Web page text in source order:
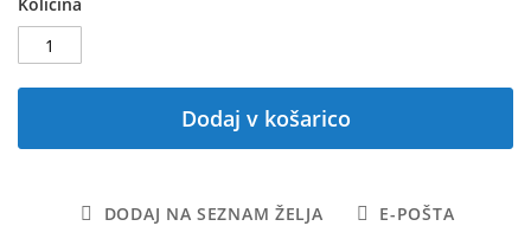
Dodaj v košarico
DODAJ NA SEZNAM ŽELJA E-POŠTA